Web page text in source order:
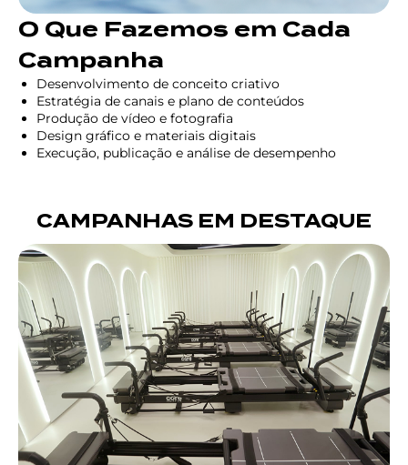
O Que Fazemos em Cada
Campanha
Desenvolvimento de conceito criativo
Estratégia de canais e plano de conteúdos
Produção de vídeo e fotografia
Design gráfico e materiais digitais
Execução, publicação e análise de desempenho
CAMPANHAS EM DESTAQUE